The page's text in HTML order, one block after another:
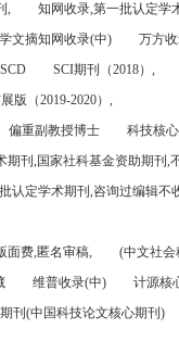
,
知网收录,第一批认定学
文摘知网收录(中)
万方
SCI期刊（2018）,
版（2019-2020）,
偏重副教授博士
科技核
期刊,国家社科基金资助期刊,
认定学术期刊,咨询过编辑不
面费,匿名审稿,
(中文社
维普收录(中)
计源核
刊(中国科技论文核心期刊)